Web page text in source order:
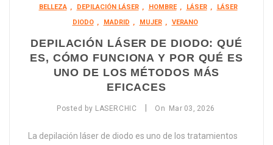
BELLEZA , DEPILACIÓN LÁSER , HOMBRE , LÁSER ,
LÁSER
DIODO , MADRID , MUJER , VERANO
DEPILACIÓN LÁSER DE DIODO: QUÉ
ES, CÓMO FUNCIONA Y POR QUÉ ES
UNO DE LOS MÉTODOS MÁS
EFICACES
Posted by LASERCHIC On Mar 03, 2026
La depilación láser de diodo es uno de los tratamientos